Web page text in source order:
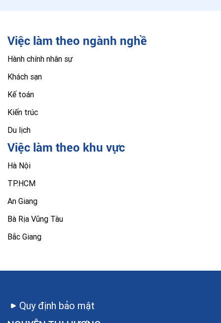
Việc làm theo ngành nghề
Hành chính nhân sự
Khách sạn
Kế toán
Kiến trúc
Du lịch
Việc làm theo khu vực
Hà Nội
TP.HCM
An Giang
Bà Rịa Vũng Tàu
Bắc Giang
Quy định bảo mật